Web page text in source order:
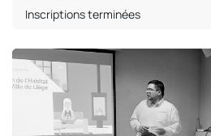
Inscriptions terminées